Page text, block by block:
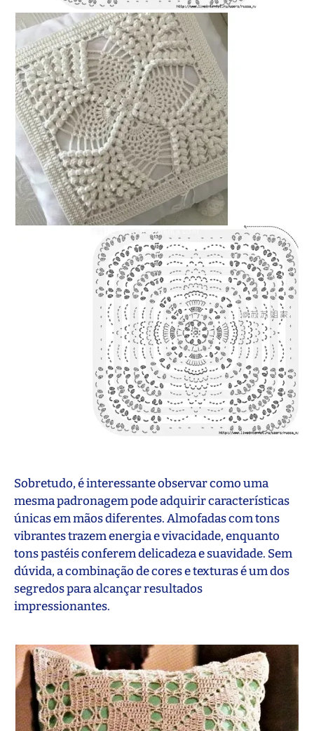
Sobretudo, é interessante observar como uma
mesma padronagem pode adquirir características
únicas em mãos diferentes. Almofadas com tons
vibrantes trazem energia e vivacidade, enquanto
tons pastéis conferem delicadeza e suavidade. Sem
dúvida, a combinação de cores e texturas é um dos
segredos para alcançar resultados
impressionantes.